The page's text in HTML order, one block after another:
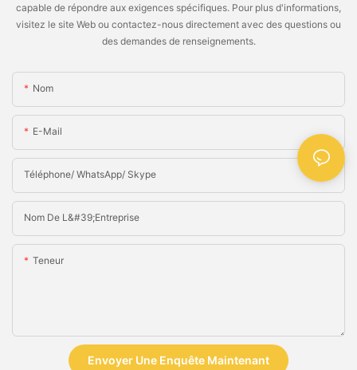
capable de répondre aux exigences spécifiques. Pour plus d'informations,
visitez le site Web ou contactez-nous directement avec des questions ou
des demandes de renseignements.
Nom
E-Mail
Téléphone/ WhatsApp/ Skype
Nom De L&#39;entreprise
Teneur
Envoyer Une Enquête Maintenant